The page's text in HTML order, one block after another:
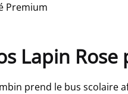
Premium
Lapin
prend le bus scolaire